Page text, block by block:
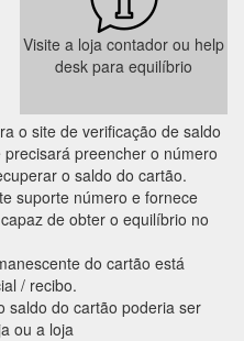
Visite a loja contador ou help
desk para equilíbrio
o site de verificação de saldo
preencher o número
o saldo do cartão.
suporte número e fornece
de obter o equilíbrio no
do cartão está
/ recibo.
saldo do cartão poderia ser
ou a loja